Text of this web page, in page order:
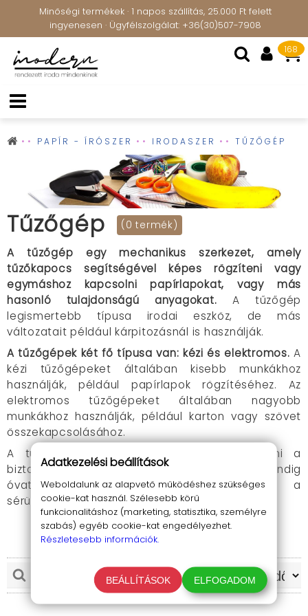
Minőségi termékek · 1 napos szállítás, 25.000 Ft felett
ingyenesen · Ügyfélszolgálat: +36(30)507-7908
168
PAPÍR - ÍRÓSZER IRODASZER TŰZŐGÉP
Tűzőgép (0 termék)
A tűzőgép egy mechanikus szerkezet, amely
tűzőkapocs segítségével képes rögzíteni vagy
egymáshoz kapcsolni papírlapokat, vagy más
hasonló tulajdonságú anyagokat. A tűzőgép
legismertebb típusa irodai eszköz, de más
változatait például kárpitozásnál is használják.
A tűzőgépek két fő típusa van: kézi és elektromos. A
kézi tűzőgépeket általában kisebb munkákhoz
használják, például papírlapok rögzítéséhez. Az
elektromos tűzőgépeket általában nagyobb
munkákhoz használják, például karton vagy szövet
összekapcsolásához.
A tűzőgépek használatakor fontos betartani a
biztonsági előírásokat. A tűzőgépeket mindig
óvatosan kell használni, hogy elkerüljük a
sérüléseket.
Milyen tűzőgép kapocs méretek vannak
használatban?
: Ez a legkisebb és leggyakoribb tűzőgép
kapocs méret. Általában papírlapok
rögzítésére használják. Kb,10 mm hosszú és 4
TOVÁBB OLVASOM
Adatkezelési beállítások
Weboldalunk az alapvető működéshez szükséges
cookie-kat használ. Szélesebb körű
funkcionalitáshoz (marketing, statisztika, személyre
szabás) egyéb cookie-kat engedélyezhet.
Részletesebb információk.
BEÁLLÍTÁSOK ELFOGADOM